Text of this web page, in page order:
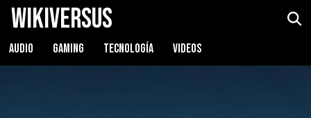
WikiVersus
AUDIO GAMING TECNOLOGÍA VIDEOS